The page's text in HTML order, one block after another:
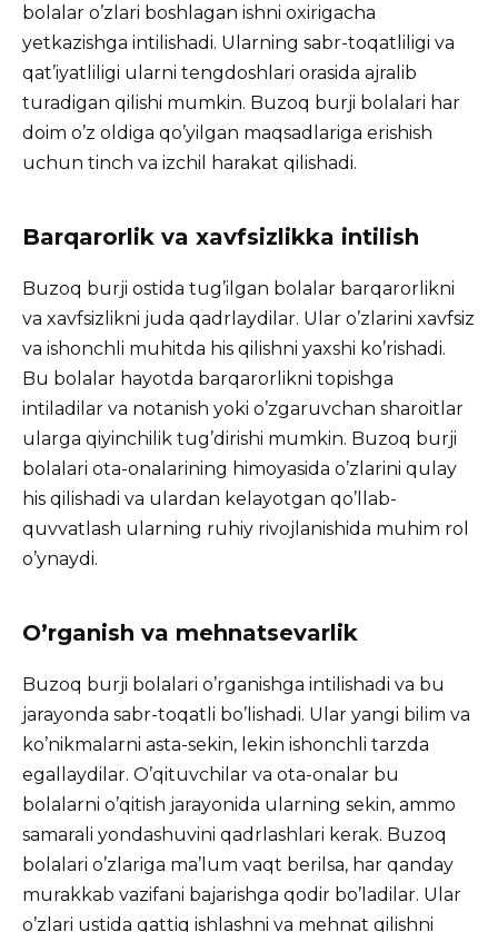
bolalar o’zlari boshlagan ishni oxirigacha
yetkazishga intilishadi. Ularning sabr-toqatliligi va
qat’iyatliligi ularni tengdoshlari orasida ajralib
turadigan qilishi mumkin. Buzoq burji bolalari har
doim o’z oldiga qo’yilgan maqsadlariga erishish
uchun tinch va izchil harakat qilishadi.
Barqarorlik va xavfsizlikka intilish
Buzoq burji ostida tug’ilgan bolalar barqarorlikni
va xavfsizlikni juda qadrlaydilar. Ular o’zlarini xavfsiz
va ishonchli muhitda his qilishni yaxshi ko’rishadi.
Bu bolalar hayotda barqarorlikni topishga
intiladilar va notanish yoki o’zgaruvchan sharoitlar
ularga qiyinchilik tug’dirishi mumkin. Buzoq burji
bolalari ota-onalarining himoyasida o’zlarini qulay
his qilishadi va ulardan kelayotgan qo’llab-
quvvatlash ularning ruhiy rivojlanishida muhim rol
o’ynaydi.
O’rganish va mehnatsevarlik
Buzoq burji bolalari o’rganishga intilishadi va bu
jarayonda sabr-toqatli bo’lishadi. Ular yangi bilim va
ko’nikmalarni asta-sekin, lekin ishonchli tarzda
egallaydilar. O’qituvchilar va ota-onalar bu
bolalarni o’qitish jarayonida ularning sekin, ammo
samarali yondashuvini qadrlashlari kerak. Buzoq
bolalari o’zlariga ma’lum vaqt berilsa, har qanday
murakkab vazifani bajarishga qodir bo’ladilar. Ular
o’zlari ustida qattiq ishlashni va mehnat qilishni